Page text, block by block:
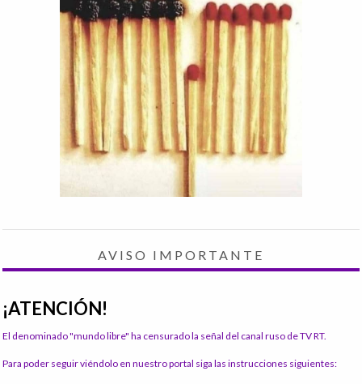
AVISO IMPORTANTE
¡ATENCIÓN!
El denominado "mundo libre" ha censurado la señal del canal ruso de TV RT.
Para poder seguir viéndolo en nuestro portal siga las instrucciones siguientes: